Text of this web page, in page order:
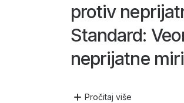
protiv
Standard:
neprijatne
Pročitaj više